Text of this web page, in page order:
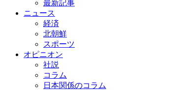
最新記事
ニュース
経済
北朝鮮
スポーツ
オピニオン
社説
コラム
日本関係のコラム